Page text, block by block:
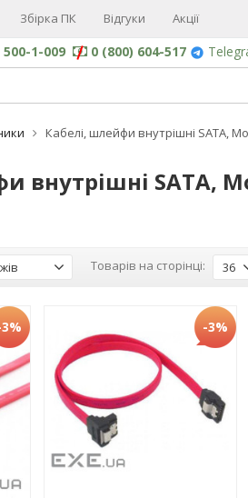
Збірка ПК Відгуки Акції
500-1-009 0 (800) 604-517
Кабелі, шлейфи внутрішні SATA,
внутрішні SATA,
Товарів на сторінці: 36
-3%